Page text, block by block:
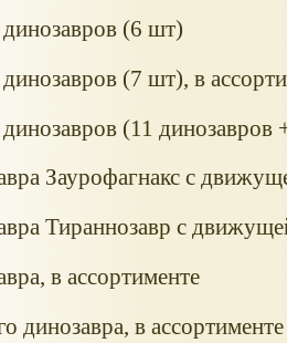
(6 шт)
(7 шт), в
(11 динозавров
Заурофагнакс с
Тираннозавр с
в ассортименте
динозавра, в ассортименте